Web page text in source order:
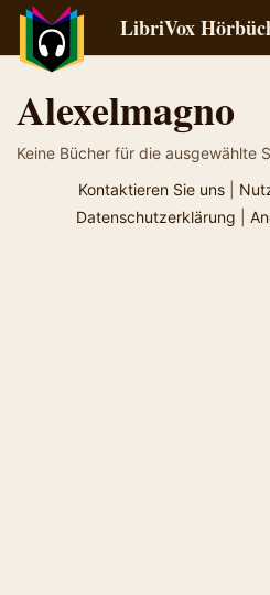
LibriVox
Alexelmagno
Keine Bücher für die ausgewählte
Kontaktieren Sie uns
Datenschutzerklärung